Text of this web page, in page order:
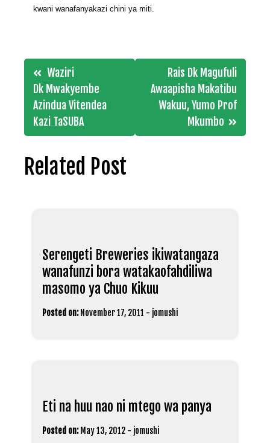
kwani wanafanyakazi chini ya miti.
Post
navigation
Waziri
Dk Mwakyembe
Azindua Vitendea
Kazi TaSUBA
Rais Dk Magufuli
Awaapisha Makatibu
Wakuu, Yumo Prof
Mkumbo
Related Post
Serengeti Breweries ikiwatangaza
wanafunzi bora watakaofahdiliwa
masomo ya Chuo Kikuu
Posted on: November 17, 2011 - jomushi
Eti na huu nao ni mtego wa panya
Posted on: May 13, 2012 - jomushi